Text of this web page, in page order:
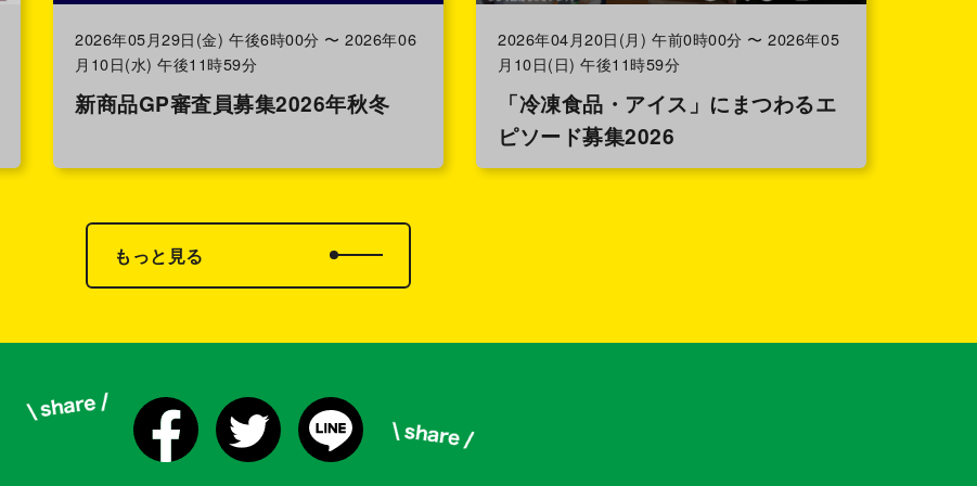
2026年05月29日(金) 午後6時00分 〜 2026年06
月10日(水) 午後11時59分
新商品GP審査員募集2026年秋冬
2026年04月20日(月) 午前0時00分 〜 2026年05
月10日(日) 午後11時59分
「冷凍食品・アイス」にまつわるエ
ピソード募集2026
もっと見る